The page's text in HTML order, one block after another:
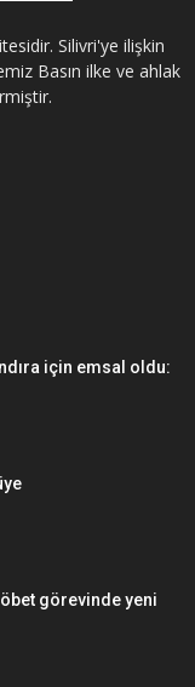
Silivri'ye ilişkin
Basın ilke ve ahlak
için emsal oldu:
görevinde yeni